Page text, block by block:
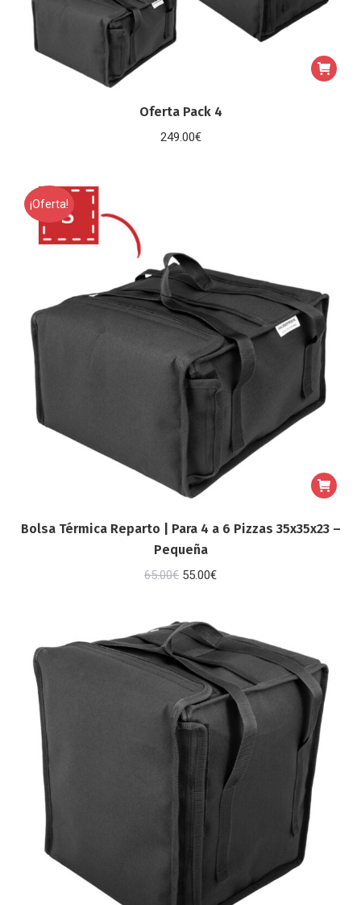
Oferta Pack 4
249.00€
¡Oferta!
Bolsa Térmica Reparto | Para 4 a 6 Pizzas 35x35x23 –
Pequeña
65.00€ El
original
era:
65.00€.
55.00€El
es:
55.00€.